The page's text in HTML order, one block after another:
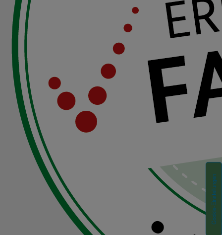
Cookie-Einstellungen